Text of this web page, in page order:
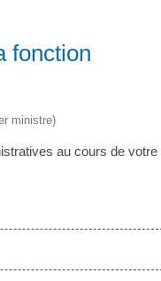
fonction
ministre)
au cours de votre